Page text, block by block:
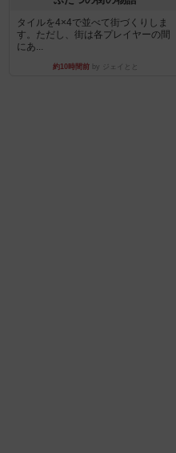
タイルを4×4で並べて街づくりしま
す。ただし、街は各プレイヤーの間
にあ...
約10時間前by ジェイとと